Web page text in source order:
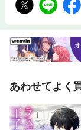
あわせてよく